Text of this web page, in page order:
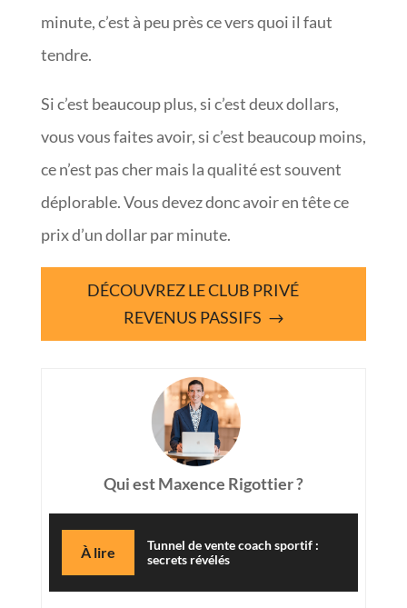
minute, c’est à peu près ce vers quoi il faut
tendre.
Si c’est beaucoup plus, si c’est deux dollars,
vous vous faites avoir, si c’est beaucoup moins,
ce n’est pas cher mais la qualité est souvent
déplorable. Vous devez donc avoir en tête ce
prix d’un dollar par minute.
DÉCOUVREZ LE CLUB PRIVÉ
REVENUS PASSIFS
Qui est Maxence Rigottier ?
À lire
Tunnel de vente coach sportif :
secrets révélés